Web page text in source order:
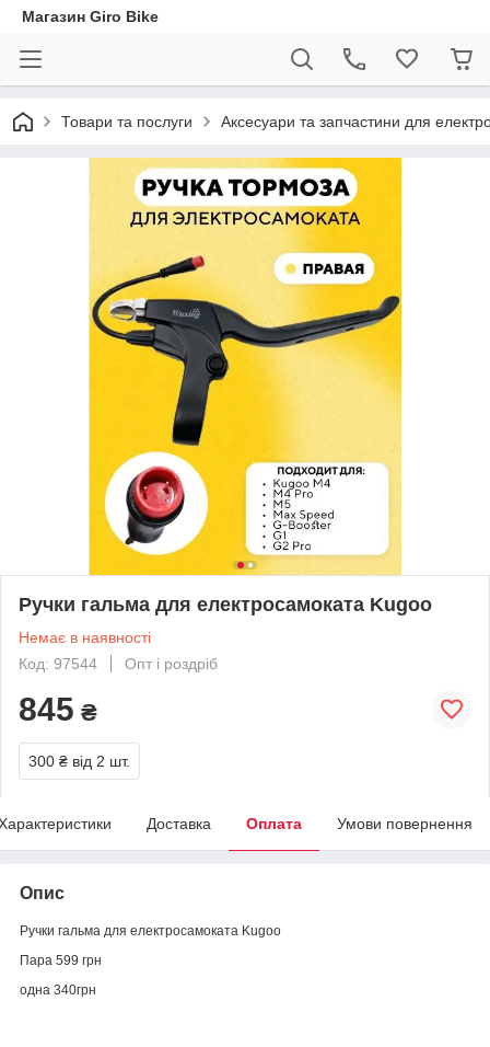
Магазин Giro Bike
Товари та послуги Аксесуари та запчастини для
Ручки гальма для електросамоката Kugoo
Немає в наявності
Код: 97544
Опт і роздріб
845 ₴
300 ₴ від 2 шт.
Доставка Оплата Умови повернення
Опис
Ручки гальма для електросамоката Kugoo
Пара 599 грн
одна 340грн